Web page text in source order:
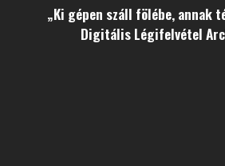
„Ki gépen száll fölébe, annak
Digitális Légifelvétel